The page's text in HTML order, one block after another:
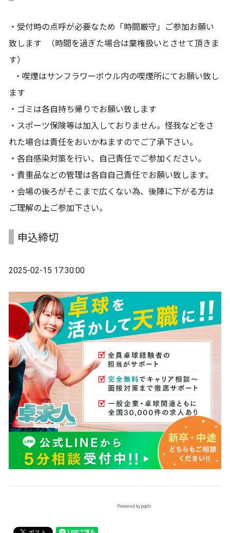
・受付時の点呼が必要なため「時間厳守」ご参加お願い
致します （時間を過ぎた場合は棄権扱いとさせて頂きま
す）
・喫煙はサンフラワーボウル内の喫煙所にてお願い致し
ます
・ゴミは各自持ち帰りでお願い致します
・スポーツ保険等は加入しておりません。怪我などをさ
れた場合は責任をおいかねますのでご了承下さい。
・各自感染対策を行い、自己責任でご参加ください。
・貴重品などの管理は各自自己責任でお願い致します。
・会場の後ろがそこまで広くない為、後陣に下がる方は
ご理解の上ご参加下さい。
申込締切
2025-02-15 17:30:00
Powered by popIn